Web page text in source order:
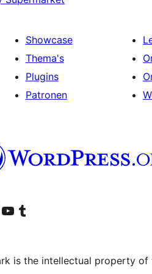
Showcase
Thema's
Plugins
Patronen
account
TikTok account
Bezoek ons YouTube kanaalBezoek onze Tumblr account
is the intellectual property of